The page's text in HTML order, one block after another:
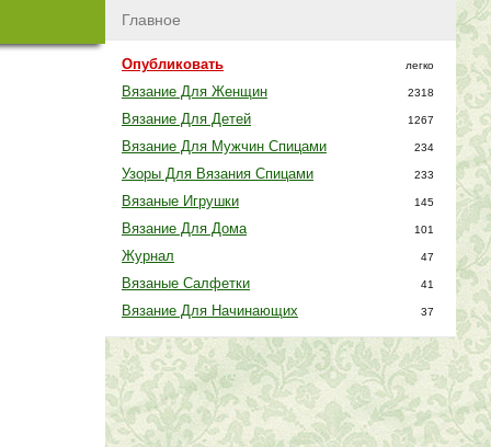
Главное
Опубликовать легко
Вязание Для Женщин 2318
Вязание Для Детей 1267
Вязание Для Мужчин Спицами 234
Узоры Для Вязания Спицами 233
Вязаные Игрушки 145
Вязание Для Дома 101
Журнал 47
Вязаные Салфетки 41
Вязание Для Начинающих 37